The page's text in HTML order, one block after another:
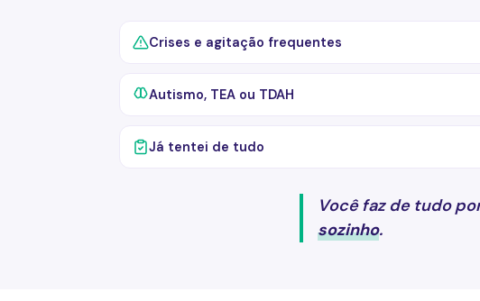
Crises e agitação frequentes
Autismo, TEA ou TDAH
Já tentei de tudo
Você faz de tudo
sozinho.